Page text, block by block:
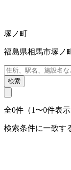
塚ノ町
福島県相馬市塚ノ
検索
全0件（1〜0件表示
検索条件に一致す